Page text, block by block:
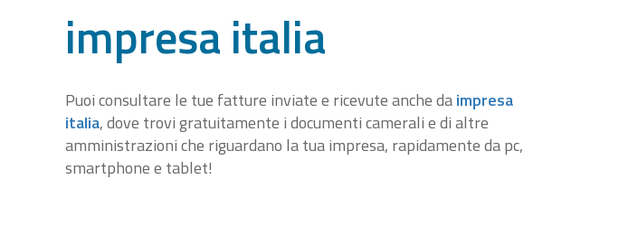
impresa italia
Puoi consultare le tue fatture inviate e ricevute anche daimpresa
italia, dove trovi gratuitamente i documenti camerali e di altre
amministrazioni che riguardano la tua impresa, rapidamente da pc,
smartphone e tablet!